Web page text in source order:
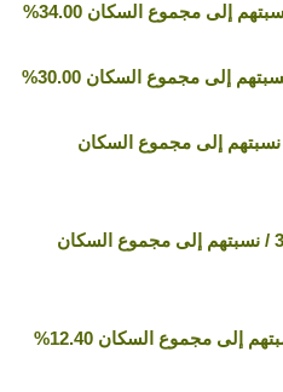
/ عدد الشيعة 745.141 / نسبتهم إلى مجموع السكان
طاجكستان / عدد الشيعة 329.542 / نسبتهم إلى مجموع السكان